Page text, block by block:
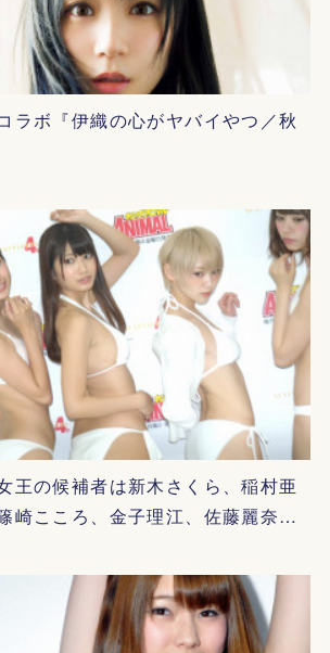
ラボ『伊織の心がヤバイやつ／秋
王の候補者は新木さくら、稲村亜
崎こころ、金子理江、佐藤麗奈…